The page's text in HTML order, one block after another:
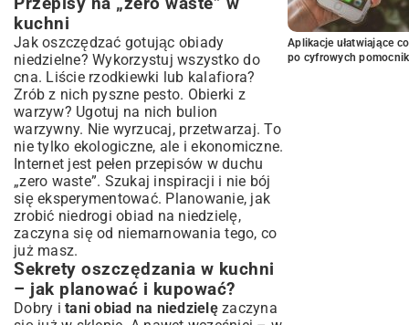
kuchni
Jak oszczędzać gotując obiady
niedzielne? Wykorzystuj wszystko do
cna. Liście rzodkiewki lub kalafiora?
Zrób z nich pyszne pesto. Obierki z
warzyw? Ugotuj na nich bulion
warzywny. Nie wyrzucaj, przetwarzaj. To
nie tylko ekologiczne, ale i ekonomiczne.
Internet jest pełen przepisów w duchu
„zero waste”. Szukaj inspiracji i nie bój
się eksperymentować. Planowanie, jak
zrobić niedrogi obiad na niedzielę,
zaczyna się od niemarnowania tego, co
już masz.
Sekrety oszczędzania w kuchni
– jak planować i kupować?
Dobry i tani obiad na niedzielęzaczyna
Aplikacje ułatwiające
po cyfrowych